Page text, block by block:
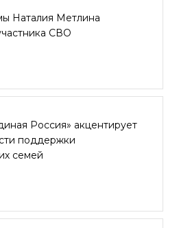
Наталия Метлина
СВО
Россия» акцентирует
поддержки
семей